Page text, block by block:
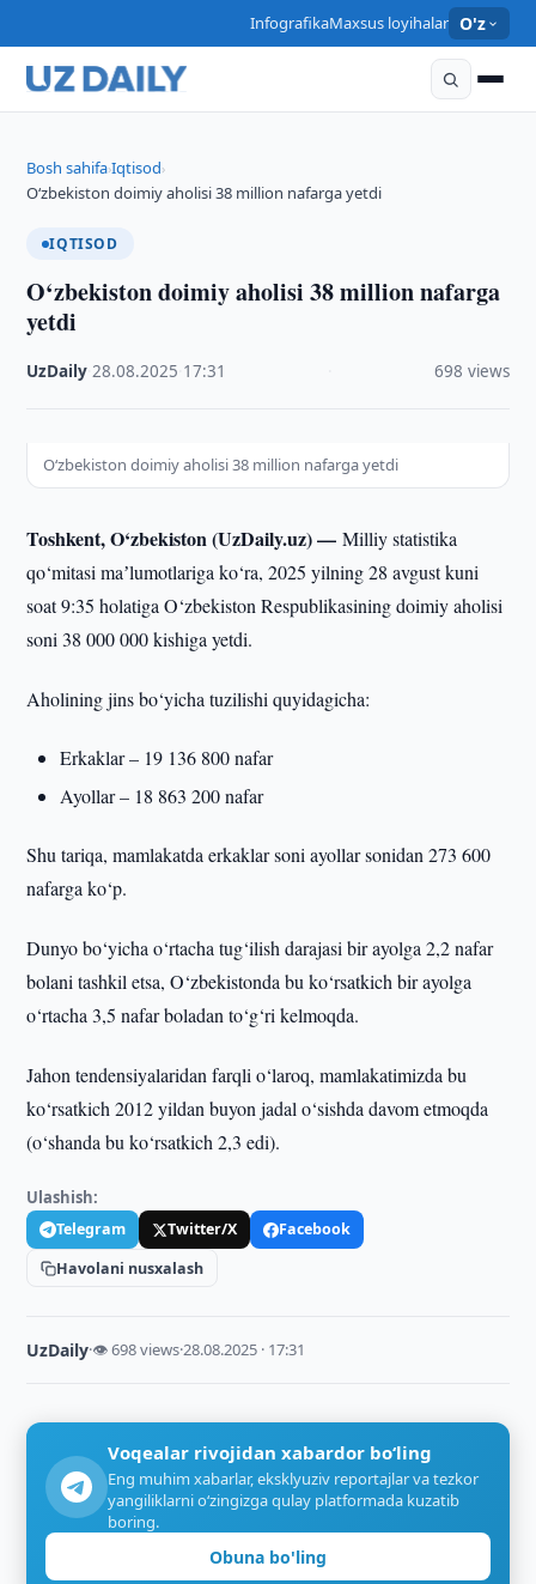
InfografikaMaxsus loyihalar O'z
Bosh sahifa›Iqtisod›
O‘zbekiston doimiy aholisi 38 million nafarga yetdi
IQTISOD
O‘zbekiston doimiy aholisi 38 million nafarga
yetdi
UzDaily ·28.08.2025 17:31 698 views
O‘zbekiston doimiy aholisi 38 million nafarga yetdi
Toshkent, O‘zbekiston (UzDaily.uz) —Milliy statistika
qo‘mitasi maʼlumotlariga ko‘ra, 2025 yilning 28 avgust kuni
soat 9:35 holatiga O‘zbekiston Respublikasining doimiy aholisi
soni 38 000 000 kishiga yetdi.
Aholining jins bo‘yicha tuzilishi quyidagicha:
Erkaklar – 19 136 800 nafar
Ayollar – 18 863 200 nafar
Shu tariqa, mamlakatda erkaklar soni ayollar sonidan 273 600
nafarga ko‘p.
Dunyo bo‘yicha o‘rtacha tug‘ilish darajasi bir ayolga 2,2 nafar
bolani tashkil etsa, O‘zbekistonda bu ko‘rsatkich bir ayolga
o‘rtacha 3,5 nafar boladan to‘g‘ri kelmoqda.
Jahon tendensiyalaridan farqli o‘laroq, mamlakatimizda bu
ko‘rsatkich 2012 yildan buyon jadal o‘sishda davom etmoqda
(o‘shanda bu ko‘rsatkich 2,3 edi).
Ulashish:
Telegram Twitter/X
Facebook
Havolani nusxalash
UzDaily·👁 698 views·28.08.2025 · 17:31
Voqealar rivojidan xabardor bo‘ling
Eng muhim xabarlar, eksklyuziv reportajlar va tezkor
yangiliklarni o‘zingizga qulay platformada kuzatib
boring.
Obuna bo'ling